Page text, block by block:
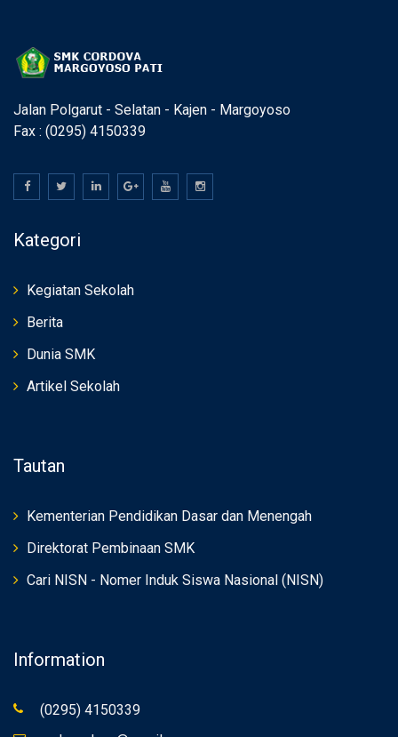
Jalan Polgarut - Selatan - Kajen - Margoyoso
Fax : (0295) 4150339
Kategori
Kegiatan Sekolah
Berita
Dunia SMK
Artikel Sekolah
Tautan
Kementerian Pendidikan Dasar dan Menengah
Direktorat Pembinaan SMK
Cari NISN - Nomer Induk Siswa Nasional (NISN)
Information
(0295) 4150339